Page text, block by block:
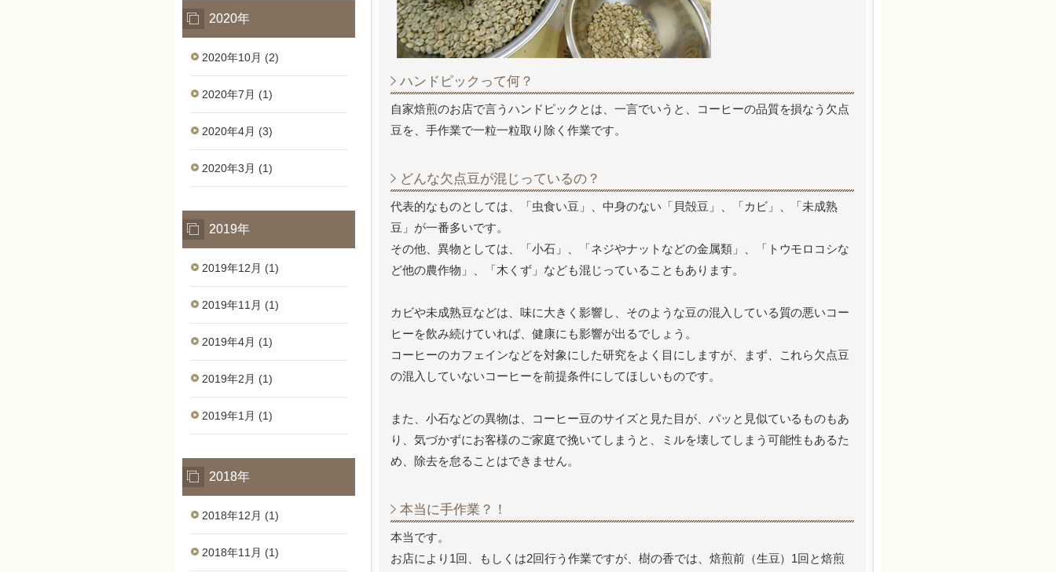
ハンドピックって何？
自家焙煎のお店で言うハンドピックとは、一言でいうと、コーヒーの品質を損なう欠点
豆を、手作業で一粒一粒取り除く作業です。
どんな欠点豆が混じっているの？
代表的なものとしては、「虫食い豆」、中身のない「貝殻豆」、「カビ」、「未成熟
豆」が一番多いです。
その他、異物としては、「小石」、「ネジやナットなどの金属類」、「トウモロコシな
ど他の農作物」、「木くず」なども混じっていることもあります。
カビや未成熟豆などは、味に大きく影響し、そのような豆の混入している質の悪いコー
ヒーを飲み続けていれば、健康にも影響が出るでしょう。
コーヒーのカフェインなどを対象にした研究をよく目にしますが、まず、これら欠点豆
の混入していないコーヒーを前提条件にしてほしいものです。
また、小石などの異物は、コーヒー豆のサイズと見た目が、パッと見似ているものもあ
り、気づかずにお客様のご家庭で挽いてしまうと、ミルを壊してしまう可能性もあるた
め、除去を怠ることはできません。
本当に手作業？！
本当です。
お店により1回、もしくは2回行う作業ですが、樹の香では、焙煎前（生豆）1回と焙煎
2020年
2020年10月 (2)
2020年7月 (1)
2020年4月 (3)
2020年3月 (1)
2019年
2019年12月 (1)
2019年11月 (1)
2019年4月 (1)
2019年2月 (1)
2019年1月 (1)
2018年
2018年12月 (1)
2018年11月 (1)